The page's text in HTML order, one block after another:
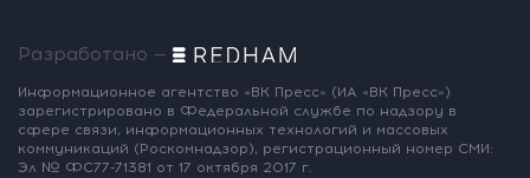
Разработано —
Информационное агентство «ВК Пресс» (ИА «ВК Пресс»)
зарегистрировано в Федеральной службе по надзору в
сфере связи, информационных технологий и массовых
коммуникаций (Роскомнадзор), регистрационный номер СМИ:
Эл № ФС77-71381 от 17 октября 2017 г.